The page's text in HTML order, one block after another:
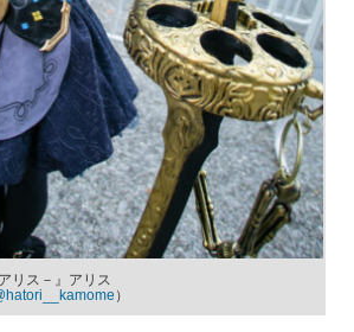
リス－』アリス
）